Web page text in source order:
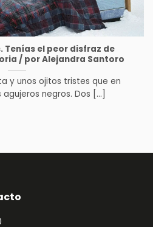
Tenías el peor disfraz de
/ por Alejandra Santoro
y unos ojitos tristes que en
negros. Dos [...]